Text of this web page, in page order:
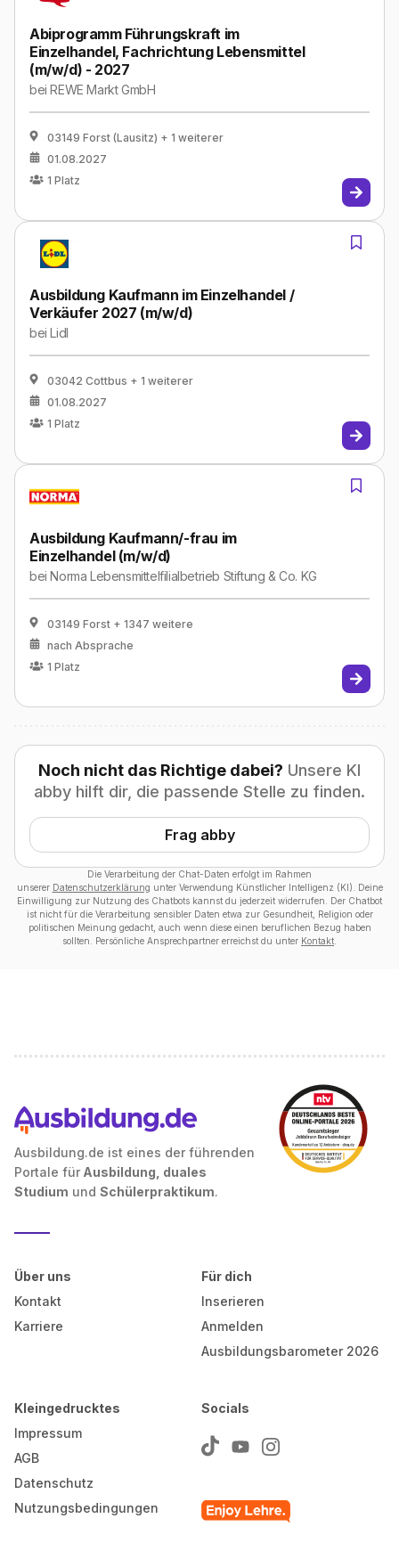
Abiprogramm Führungskraft im
Einzelhandel, Fachrichtung Lebensmittel
(m/w/d) - 2027
beiREWE Markt GmbH
03149 Forst (Lausitz) + 1 weiterer
01.08.2027
1 Platz
Ausbildung Kaufmann im Einzelhandel /
Verkäufer 2027 (m/w/d)
beiLidl
03042 Cottbus + 1 weiterer
01.08.2027
1 Platz
Ausbildung Kaufmann/-frau im
Einzelhandel (m/w/d)
beiNorma Lebensmittelfilialbetrieb Stiftung & Co. KG
03149 Forst + 1347 weitere
nach Absprache
1 Platz
Noch nicht das Richtige dabei? Unsere KI
abby hilft dir, die passende Stelle zu finden.
Frag abby
Die Verarbeitung der Chat-Daten erfolgt im Rahmen
unserer Datenschutzerklärung unter Verwendung Künstlicher Intelligenz (KI). Deine
Einwilligung zur Nutzung des Chatbots kannst du jederzeit widerrufen. Der Chatbot
ist nicht für die Verarbeitung sensibler Daten etwa zur Gesundheit, Religion oder
politischen Meinung gedacht, auch wenn diese einen beruflichen Bezug haben
sollten. Persönliche Ansprechpartner erreichst du unter Kontakt
Ausbildung.de ist eines der führenden
Portale für Ausbildung, duales
Studium und Schülerpraktikum.
Über uns
Kontakt
Karriere
Für dich
Inserieren
Anmelden
Ausbildungsbarometer 2026
Kleingedrucktes
Impressum
AGB
Datenschutz
Nutzungsbedingungen
Socials